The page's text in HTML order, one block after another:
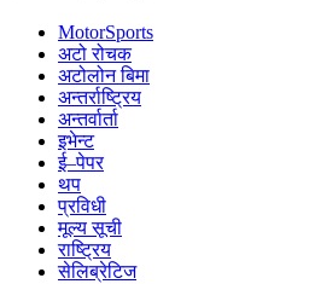
MotorSports
अटो रोचक
अटोलोन बिमा
अन्तर्राष्ट्रिय
अन्तर्वार्ता
इभेन्ट
ई–पेपर
थप
प्रविधी
मूल्य सूची
राष्ट्रिय
सेलिब्रेटिज